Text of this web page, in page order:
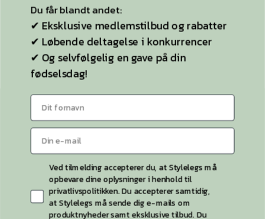
Selvsiddende strømper
Ideen til StyleLegs
Bag Stylelegs
Sitemap
KONTAKT OS
Kontaktside
26 55 26 49
Du får blandt andet:
✔ Eksklusive medlemstilbud og rabatter
✔ Løbende deltagelse i konkurrencer
✔ Og selvfølgelig en gave på din
fødselsdag!
Ved tilmelding accepterer du, at Stylelegs må
opbevare dine oplysninger i henhold til
privatlivspolitikken. Du accepterer samtidig,
at Stylelegs må sende dig e-mails om
produktnyheder samt eksklusive tilbud. Du